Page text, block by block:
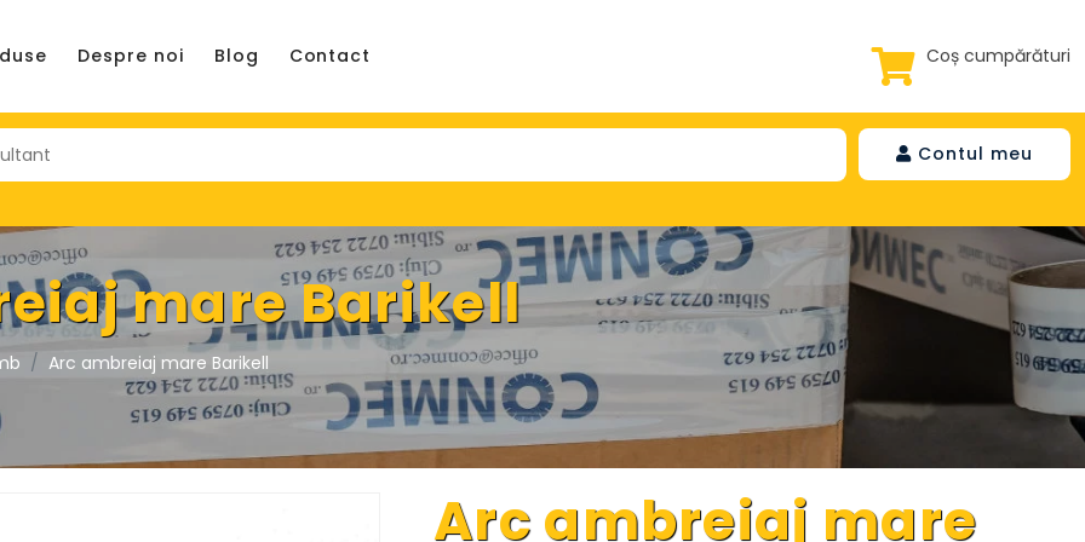
Despre noi Blog Contact Coș cumpărături
Contul meu
mare Barikell
Arc ambreiaj mare Barikell
Arc ambreiaj mare